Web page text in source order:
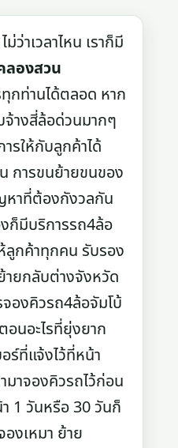
ว่าเวลาไหน เราก็มี
ลองสวน
ทุกท่านได้ตลอด หาก
างสี่ล้อด่วนมากๆ
รให้กับลูกค้าได้
การขนย้ายขนของ
หาที่ต้องกังวลกัน
งก็มีบริการรถ4ล้อ
ลูกค้าทุกคน รับรอง
ายกลับต่างจังหวัด
องคิวรถ4ล้อจัมโบ้
อนอะไรที่ยุ่งยาก
อร์ที่แจ้งไว้ที่หน้า
มาจองคิวรถไว้ก่อน
1 วันหรือ 30 วันก็
งเหมา ย้าย